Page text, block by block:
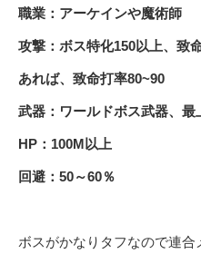
職業：アーケインや魔術師
攻撃：ボス特化150以上、致
あれば、致命打率80~90
武器：ワールドボス武器、最
HP：100M以上
回避：50～60％
ボスがかなりタフなので連